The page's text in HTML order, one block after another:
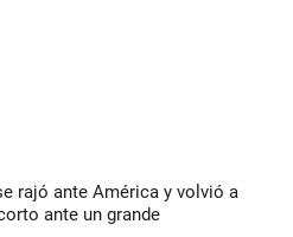
rajó ante América y volvió a
ante un grande